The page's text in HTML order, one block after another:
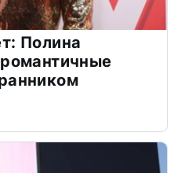
Полина